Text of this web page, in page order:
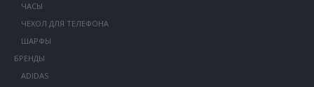
ЧАСЫ
ЧЕХОЛ ДЛЯ ТЕЛЕФОНА
ШАРФЫ
БРЕНДЫ
ADIDAS